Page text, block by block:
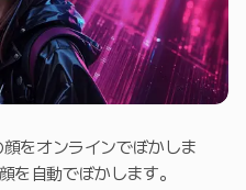
をオンラインでぼかしま
を自動でぼかします。